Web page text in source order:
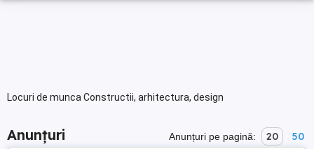
Locuri de munca Constructii, arhitectura, design
Anunțuri Anunțuri pe pagină: 20 50